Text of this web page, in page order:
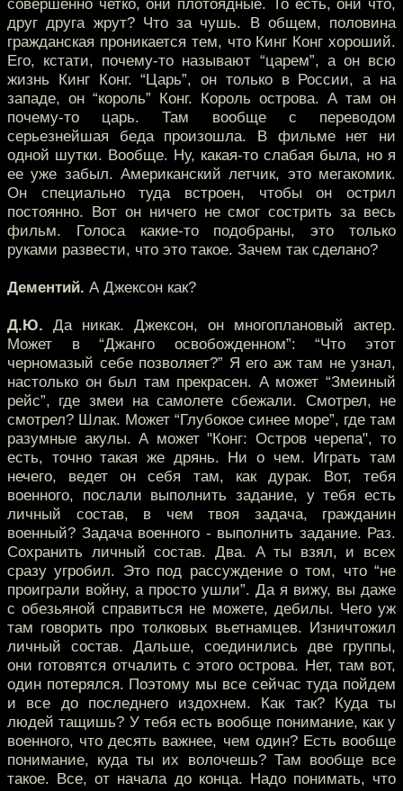
совершенно четко, они плотоядные. То есть, они что,
друг друга жрут? Что за чушь. В общем, половина
гражданская проникается тем, что Кинг Конг хороший.
Его, кстати, почему-то называют “царем”, а он всю
жизнь Кинг Конг. “Царь”, он только в России, а на
западе, он “король” Конг. Король острова. А там он
почему-то царь. Там вообще с переводом
серьезнейшая беда произошла. В фильме нет ни
одной шутки. Вообще. Ну, какая-то слабая была, но я
ее уже забыл. Американский летчик, это мегакомик.
Он специально туда встроен, чтобы он острил
постоянно. Вот он ничего не смог сострить за весь
фильм. Голоса какие-то подобраны, это только
руками развести, что это такое. Зачем так сделано?
Дементий. А Джексон как?
Д.Ю. Да никак. Джексон, он многоплановый актер.
Может в “Джанго освобожденном”: “Что этот
черномазый себе позволяет?” Я его аж там не узнал,
настолько он был там прекрасен. А может “Змеиный
рейс”, где змеи на самолете сбежали. Смотрел, не
смотрел? Шлак. Может “Глубокое синее море”, где там
разумные акулы. А может "Конг: Остров черепа", то
есть, точно такая же дрянь. Ни о чем. Играть там
нечего, ведет он себя там, как дурак. Вот, тебя
военного, послали выполнить задание, у тебя есть
личный состав, в чем твоя задача, гражданин
военный? Задача военного - выполнить задание. Раз.
Сохранить личный состав. Два. А ты взял, и всех
сразу угробил. Это под рассуждение о том, что “не
проиграли войну, а просто ушли”. Да я вижу, вы даже
с обезьяной справиться не можете, дебилы. Чего уж
там говорить про толковых вьетнамцев. Изничтожил
личный состав. Дальше, соединились две группы,
они готовятся отчалить с этого острова. Нет, там вот,
один потерялся. Поэтому мы все сейчас туда пойдем
и все до последнего издохнем. Как так? Куда ты
людей тащишь? У тебя есть вообще понимание, как у
военного, что десять важнее, чем один? Есть вообще
понимание, куда ты их волочешь? Там вообще все
такое. Все, от начала до конца. Надо понимать, что